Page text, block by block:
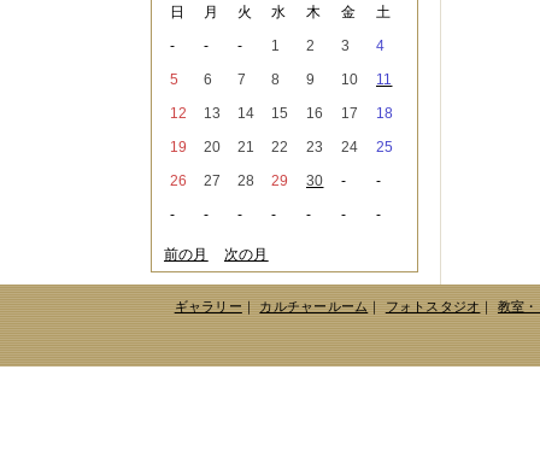
2021年05月（2件）
（3件）
2021年02月 （1件）
2020年12月（3件）
2020年11月（6件）
2020年09月（5件）
2020年06月（2件）
2020年04月（4件）
2020年03月（9件）
2020年02月（3件）
2020年01月（5件）
2019年12月（3件）
日
月 火 水 木 金
土
-
- - 1 2 3
4
5
6 7 8 9 10
11
12
13 14 15 16 17
18
19
20 21 22 23 24
25
26
27 28 29 30 -
-
-
- - - - - -
前の月 次の月
ギャラリー｜ カルチャールーム｜ フォトスタジオ｜ 教室